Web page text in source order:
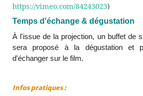
https://vimeo.com/84243023)
Temps d'échange & dégustation
À l'issue de la projection, un buffet de
sera proposé à la dégustation et
d'échanger sur le film.
Infos pratiques :